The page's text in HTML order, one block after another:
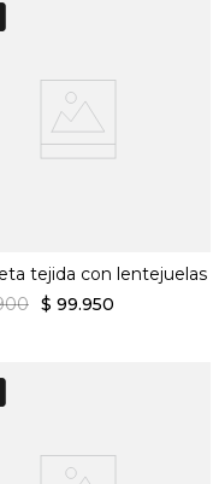
tejida con lentejuelas
$ 99.950